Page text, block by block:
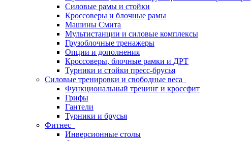
Силовые рамы и стойки
Кроссоверы и блочные рамы
Машины Смита
Мультистанции и силовые комплексы
Грузоблочные тренажеры
Опции и дополнения
Кроссоверы, блочные рамки и ДРТ
Турники и стойки пресс-брусья
Силовые тренировки и свободные веса
Функциональный тренинг и кроссфит
Грифы
Гантели
Турники и брусья
Фитнес
Инверсионные столы